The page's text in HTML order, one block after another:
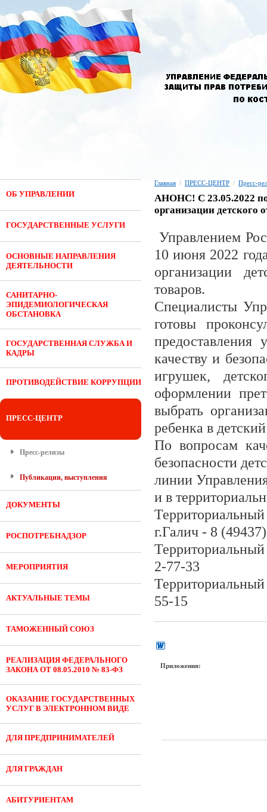
ОБ УПРАВЛЕНИИ
ГОСУДАРСТВЕННЫЕ УСЛУГИ
ОСНОВНЫЕ НАПРАВЛЕНИЯ
ДЕЯТЕЛЬНОСТИ
САНИТАРНО-
ЭПИДЕМИОЛОГИЧЕСКАЯ
ОБСТАНОВКА
ГОСУДАРСТВЕННАЯ СЛУЖБА И
КАДРЫ
ПРОТИВОДЕЙСТВИЕ КОРРУПЦИИ
ПРЕСС-ЦЕНТР
Пресс-релизы
Публикации, выступления
ДОКУМЕНТЫ
РОСПОТРЕБНАДЗОР
МЕРОПРИЯТИЯ
АКТУАЛЬНЫЕ ТЕМЫ
ТАМОЖЕННЫЙ СОЮЗ
РЕАЛИЗАЦИЯ ФЕДЕРАЛЬНОГО
ЗАКОНА ОТ 08.05.2010 № 83-ФЗ
ОКАЗАНИЕ ГОСУДАРСТВЕННЫХ
УСЛУГ В ЭЛЕКТРОННОМ ВИДЕ
ДЛЯ ПРЕДПРИНИМАТЕЛЕЙ
ДЛЯ ГРАЖДАН
АБИТУРИЕНТАМ
Главная / ПРЕСС-ЦЕНТР / Пресс-
АНОНС! С 23.05.2022 по
организации детского
Управлением
10 июня 2022
организации
товаров.
Специалисты
готовы
предоставления
качеству и
игрушек,
оформлении
выбрать
ребенка в
По вопросам
безопасности
линии
и в
г.Галич - 8
2-77-33
55-15
Приложения: